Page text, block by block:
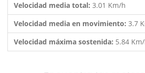
Velocidad media total: 3.01 Km/h
Velocidad media en movimiento: 3.7
Velocidad máxima sostenida: 5.84